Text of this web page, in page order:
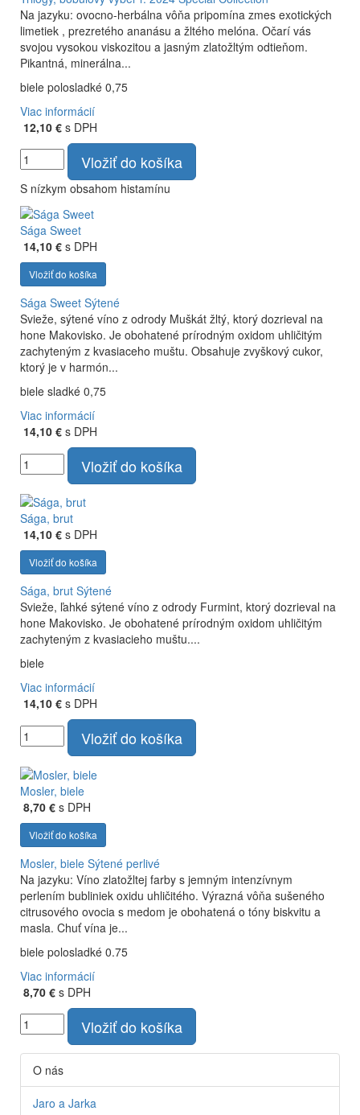
Na jazyku: ovocno-herbálna vôňa pripomína zmes exotických
limetiek , prezretého ananásu a žltého melóna. Očarí vás
svojou vysokou viskozitou a jasným zlatožltým odtieňom.
Pikantná, minerálna...
biele polosladké 0,75
Viac informácií
12,10 € s DPH
Vložiť do košíka
S nízkym obsahom histamínu
Sága Sweet
14,10 € s DPH
Vložiť do košíka
Sága Sweet Sýtené
Svieže, sýtené víno z odrody Muškát žltý, ktorý dozrieval na
hone Makovisko. Je obohatené prírodným oxidom uhličitým
zachyteným z kvasiaceho muštu. Obsahuje zvyškový cukor,
ktorý je v harmón...
biele sladké 0,75
Viac informácií
14,10 € s DPH
Vložiť do košíka
Sága, brut
14,10 € s DPH
Vložiť do košíka
Sága, brut Sýtené
Svieže, ľahké sýtené víno z odrody Furmint, ktorý dozrieval na
hone Makovisko. Je obohatené prírodným oxidom uhličitým
zachyteným z kvasiacieho muš­tu....
biele
Viac informácií
14,10 € s DPH
Vložiť do košíka
Mosler, biele
8,70 € s DPH
Vložiť do košíka
Mosler, biele Sýtené perlivé
Na jazyku: Víno zlatožltej farby s jemným intenzívnym
perlením bubliniek oxidu uhličitého. Výrazná vôňa sušeného
citrusového ovocia s medom je obohatená o tóny biskvitu a
masla. Chuť vína je...
biele polosladké 0.75
Viac informácií
8,70 € s DPH
Vložiť do košíka
O nás
Jaro a Jarka